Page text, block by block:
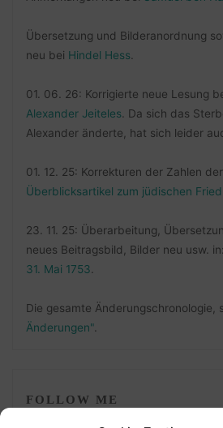
Übersetzung und Bilderanordnung
neu bei Hindel Hess
01. 06. 26: Korrigierte neue Lesung
Alexander Jeiteles . Da sich das
Alexander änderte, hat sich leider
01. 12. 25: Korrekturen der Zahlen
Überblicksartikel zum jüdischen
23. 11. 25: Überarbeitung,
neues Beitragsbild, Bilder neu usw. in:
31. Mai 1753
Die gesamte Änderungschronologie,
Änderungen".
FOLLOW ME